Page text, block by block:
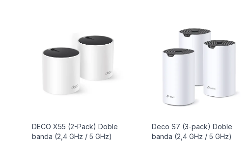
DECO X55 (2-Pack) Doble
banda (2,4 GHz / 5 GHz)
Deco S7 (3-pack) Doble
banda (2,4 GHz / 5 GHz)